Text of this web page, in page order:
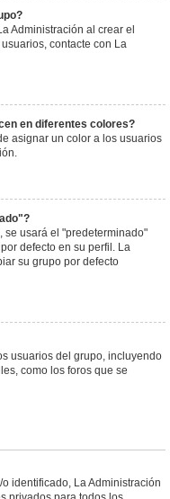
Administración al crear el
contacte con La
en diferentes colores?
asignar un color a los usuarios
se usará el "predeterminado"
defecto en su perfil. La
su grupo por defecto
usuarios del grupo, incluyendo
como los foros que se
identificado, La Administración